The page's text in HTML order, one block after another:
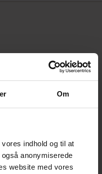
Om
indhold og til at
anonymiserede
website med vores